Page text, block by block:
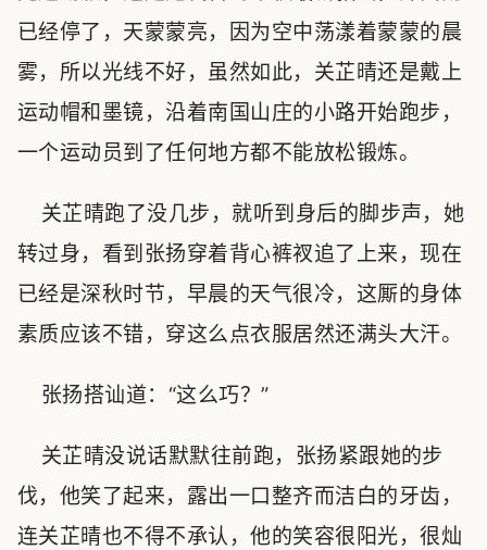
已经停了，天蒙蒙亮，因为空中荡漾着蒙蒙的晨
雾，所以光线不好，虽然如此，关芷晴还是戴上
运动帽和墨镜，沿着南国山庄的小路开始跑步，
一个运动员到了任何地方都不能放松锻炼。
关芷晴跑了没几步，就听到身后的脚步声，她
转过身，看到张扬穿着背心裤衩追了上来，现在
已经是深秋时节，早晨的天气很冷，这厮的身体
素质应该不错，穿这么点衣服居然还满头大汗。
张扬搭讪道：“这么巧？”
关芷晴没说话默默往前跑，张扬紧跟她的步
伐，他笑了起来，露出一口整齐而洁白的牙齿，
连关芷晴也不得不承认，他的笑容很阳光，很灿